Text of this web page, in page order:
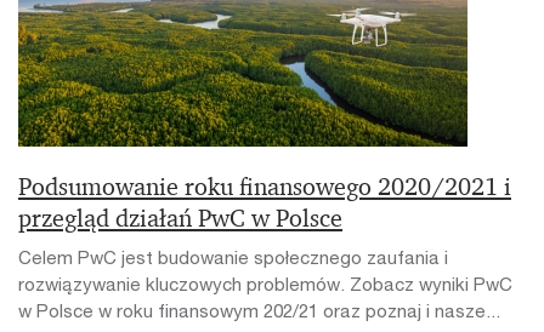
Podsumowanie roku finansowego 2020/2021 i
przegląd działań PwC w Polsce
Celem PwC jest budowanie społecznego zaufania i
rozwiązywanie kluczowych problemów. Zobacz wyniki PwC
w Polsce w roku finansowym 202/21 oraz poznaj i nasze...